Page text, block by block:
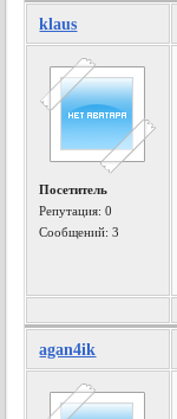
klaus
Посетитель
Репутация:0
Сообщений: 3
agan4ik